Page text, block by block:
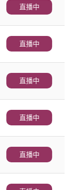
直播中
直播中
直播中
直播中
直播中